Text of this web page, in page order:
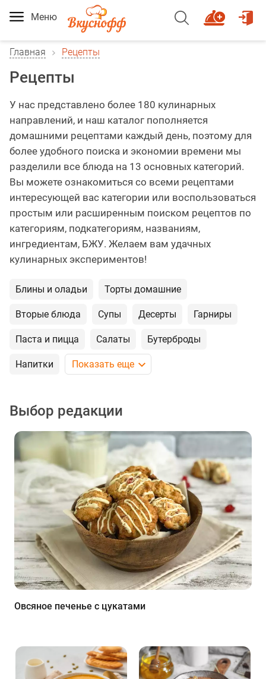
Меню
Главная Рецепты
Рецепты
У нас представлено более 180 кулинарных
направлений, и наш каталог пополняется
домашними рецептами каждый день, поэтому для
более удобного поиска и экономии времени мы
разделили все блюда на 13 основных категорий.
Вы можете ознакомиться со всеми рецептами
интересующей вас категории или воспользоваться
простым или расширенным поиском рецептов по
категориям, подкатегориям, названиям,
ингредиентам, БЖУ. Желаем вам удачных
кулинарных экспериментов!
Блины и оладьи Торты домашние
Вторые блюда Супы Десерты Гарниры
Паста и пицца Салаты Бутерброды
Напитки Показать еще
Выбор редакции
Овсяное печенье с цукатами